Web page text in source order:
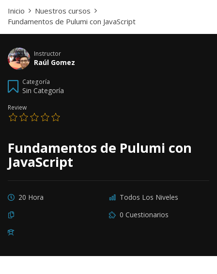
Inicio
Nuestros cursos
Fundamentos de Pulumi con JavaScript
Instructor
Raúl Gomez
Categoría
Sin Categoría
Review
Fundamentos de Pulumi con
JavaScript
20 Hora
Todos Los Niveles
0 Cuestionarios